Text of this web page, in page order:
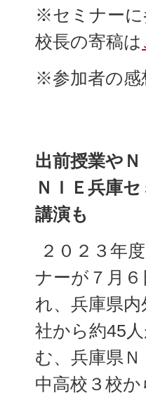
※セミナーに
校長の寄稿は
※参加者の感
出前授業や
ＮＩＥ兵庫
講演も
２０２３年
ナーが７月
れ、兵庫県
社から約45
む、兵庫県
中高校３校